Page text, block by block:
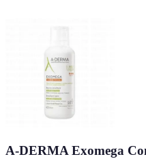
A-DERMA Exomega